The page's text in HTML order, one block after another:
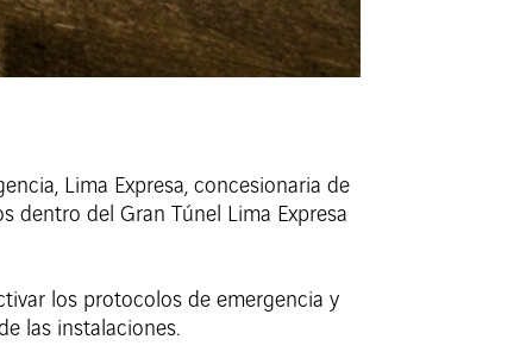
Lima Expresa, concesionaria de
dentro del Gran Túnel Lima Expresa
los protocolos de emergencia y
las instalaciones.